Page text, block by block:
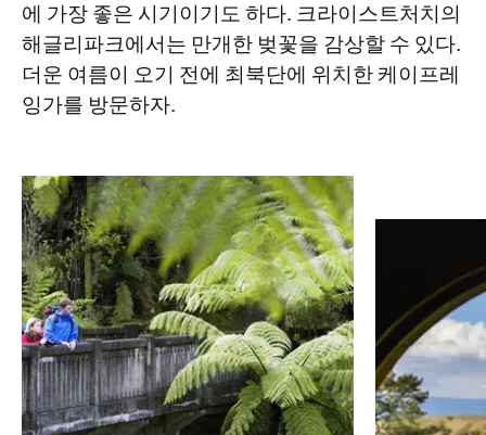
에 가장 좋은 시기이기도 하다. 크라이스트처치의
해글리파크에서는 만개한 벚꽃을 감상할 수 있다.
더운 여름이 오기 전에 최북단에 위치한 케이프레
잉가를 방문하자.